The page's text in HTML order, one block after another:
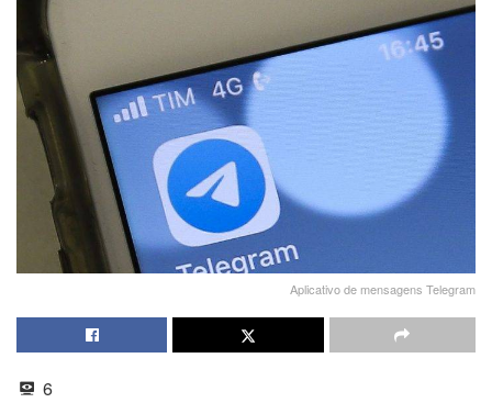
Aplicativo de mensagens Telegram
6